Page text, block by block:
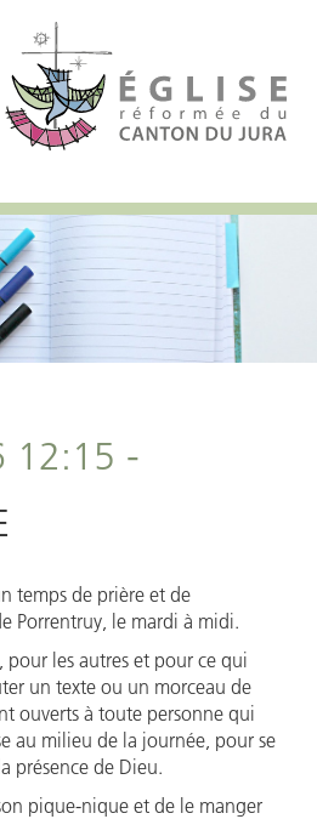
12:15 -
temps de prière et de
Porrentruy, le mardi à midi.
pour les autres et pour ce qui
un texte ou un morceau de
ouverts à toute personne qui
au milieu de la journée, pour se
présence de Dieu.
pique-nique et de le manger